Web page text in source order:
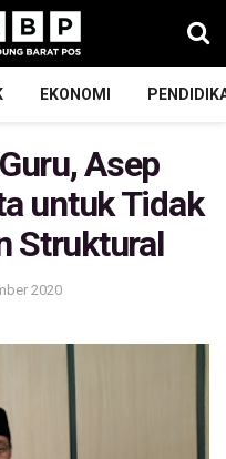
EKONOMI
Asep
untuk Tidak
Struktural
2020